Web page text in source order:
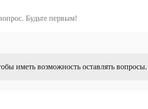
Будьте первым!
иметь возможность оставлять вопросы.